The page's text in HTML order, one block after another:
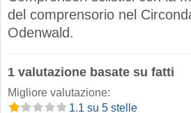
del comprensorio nel
Odenwald.
1 valutazione basate su fatti
Migliore valutazione:
1.1 su 5 stelle